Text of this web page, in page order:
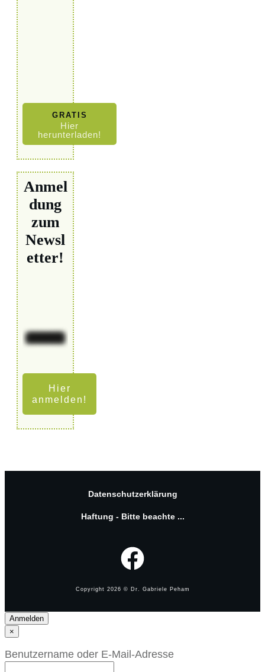
GRATIS
Hier
herunterladen!
Anmel
dung
zum
Newsl
etter!
Hier
anmelden!
Datenschutzerklärung
Haftung - Bitte beachte ...
Copyright 2026 © Dr. Gabriele Peham
Anmelden
×
Benutzername oder E-Mail-Adresse